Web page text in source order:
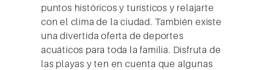
puntos históricos y turísticos y relajarte
con el clima de la ciudad. También existe
una divertida oferta de deportes
acuáticos para toda la familia. Disfruta de
las playas y ten en cuenta que algunas